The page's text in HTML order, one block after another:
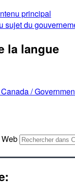
principal
sujet du
la langue
/